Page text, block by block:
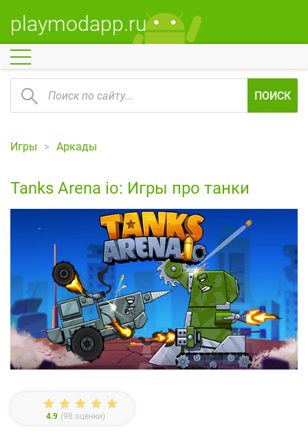
playmodapp.ru
ПОИСК
Игры Аркады
Tanks Arena io: Игры про танки
4.9 (98 оценки)